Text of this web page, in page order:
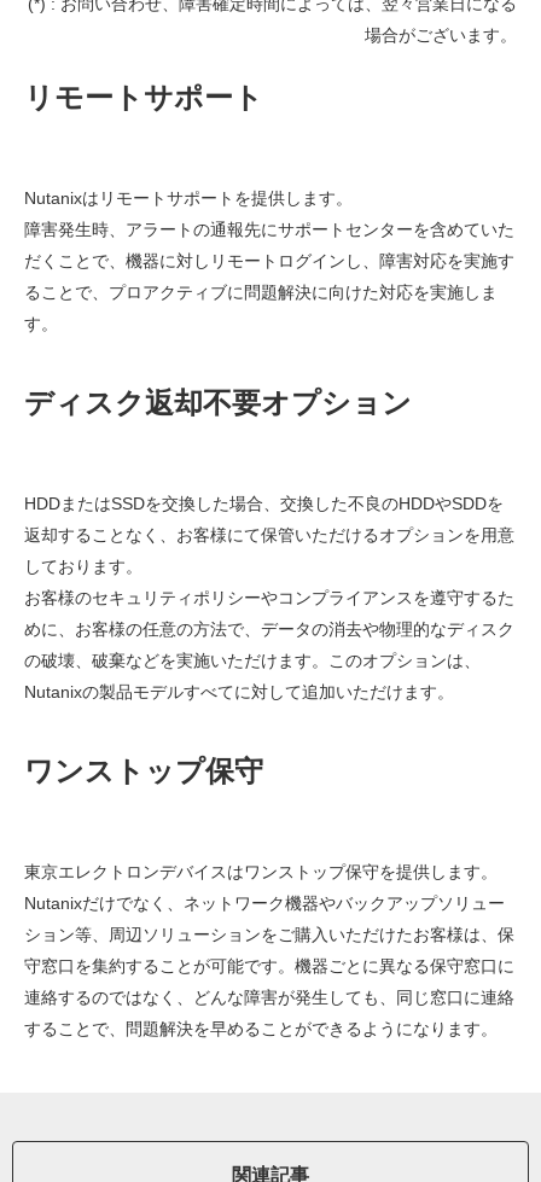
場合がございます。
リモートサポート
Nutanixはリモートサポートを提供します。
障害発生時、アラートの通報先にサポートセンターを含めていた
だくことで、機器に対しリモートログインし、障害対応を実施す
ることで、プロアクティブに問題解決に向けた対応を実施しま
す。
ディスク返却不要オプション
HDDまたはSSDを交換した場合、交換した不良のHDDやSDDを
返却することなく、お客様にて保管いただけるオプションを用意
しております。
お客様のセキュリティポリシーやコンプライアンスを遵守するた
めに、お客様の任意の方法で、データの消去や物理的なディスク
の破壊、破棄などを実施いただけます。このオプションは、
Nutanixの製品モデルすべてに対して追加いただけます。
ワンストップ保守
東京エレクトロンデバイスはワンストップ保守を提供します。
Nutanixだけでなく、ネットワーク機器やバックアップソリュー
ション等、周辺ソリューションをご購入いただけたお客様は、保
守窓口を集約することが可能です。機器ごとに異なる保守窓口に
連絡するのではなく、どんな障害が発生しても、同じ窓口に連絡
することで、問題解決を早めることができるようになります。
関連記事